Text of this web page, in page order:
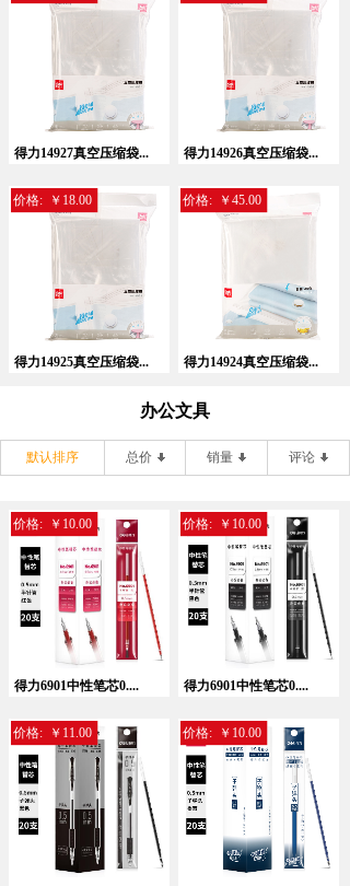
得力14927真空压缩袋... 得力14926真空压缩袋...
得力14925真空压缩袋...
价格: ￥18.00
得力14924真空压缩袋...
价格: ￥45.00
办公文具
默认排序 总价 销量 评论
得力6901中性笔芯0....
价格: ￥10.00
得力6901中性笔芯0....
价格: ￥10.00
价格: ￥11.00 价格: ￥10.00
暂无相关记录！